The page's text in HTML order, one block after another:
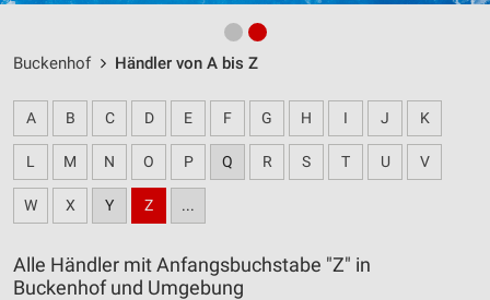
Buckenhof Händler von A bis Z
A B C D E F G H I J K
L M N O P Q R S T U V
W X Y Z ...
Alle Händler mit Anfangsbuchstabe "Z" in
Buckenhof und Umgebung